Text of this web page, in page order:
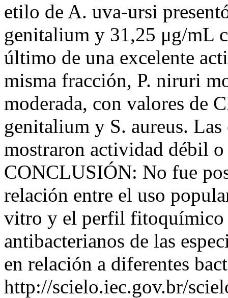
etilo de A. uva-ursi
genitalium y 31,25 μg/mL
último de una excelente
misma fracción, P. niruri
moderada, con valores de
genitalium y S. aureus.
mostraron actividad débil o
CONCLUSIÓN: No fue
relación entre el uso
vitro y el perfil fitoquímico
antibacterianos de las
en relación a diferentes
http://scielo.iec.gov.br/